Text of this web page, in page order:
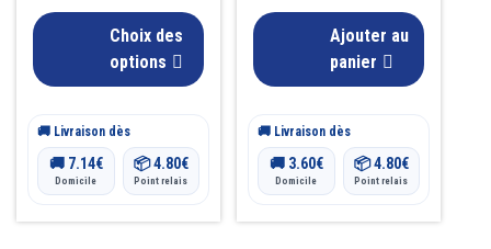
Choix des
options
🚚 Livraison dès
🚚 7.14€
Domicile
📦4.80€
Point relais
Ajouter au
panier
🚚 Livraison dès
🚚 3.60€
Domicile
📦4.80€
Point relais